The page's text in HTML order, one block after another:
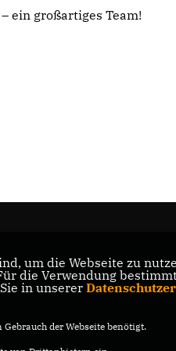
– ein großartiges Team!
um die Webseite zu
die Verwendung
in unserer
der Webseite benötigt.